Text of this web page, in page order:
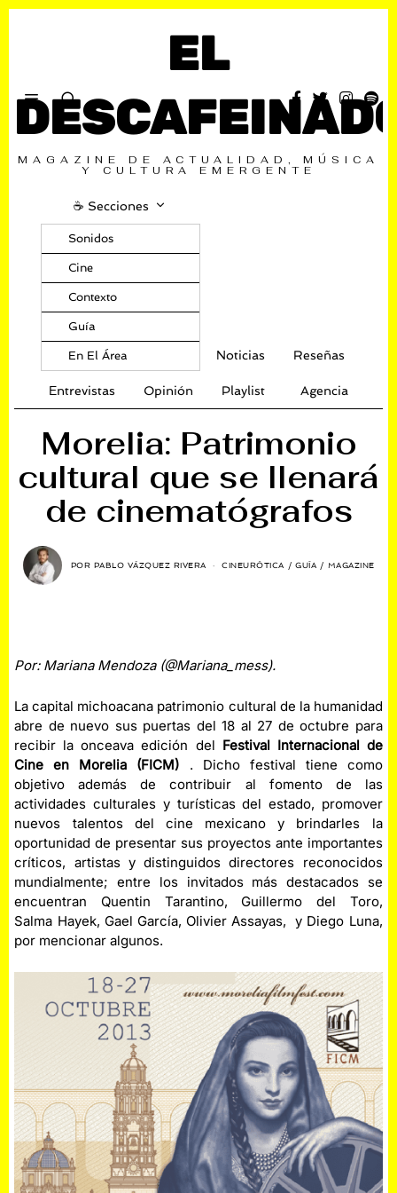
EL
MAGAZINE DE ACTUALIDAD, MÚSICA
Y CULTURA EMERGENTE
☕️ Secciones
Sonidos
Cine
Contexto
Guía
En El Área Noticias Reseñas
Entrevistas Opinión Playlist Agencia
Morelia: Patrimonio
cultural que se llenará
de cinematógrafos
POR PABLO VÁZQUEZ RIVERA CINEURÓTICA / GUÍA / MAGAZINE
Por: Mariana Mendoza (@Mariana_mess).
La capital michoacana patrimonio cultural de la humanidad
abre de nuevo sus puertas del 18 al 27 de octubre para
recibir la onceava edición del Festival Internacional de
Cine en Morelia (FICM) . Dicho festival tiene como
objetivo además de contribuir al fomento de las
actividades culturales y turísticas del estado, promover
nuevos talentos del cine mexicano y brindarles la
oportunidad de presentar sus proyectos ante importantes
críticos, artistas y distinguidos directores reconocidos
mundialmente; entre los invitados más destacados se
encuentran Quentin Tarantino, Guillermo del Toro,
Salma Hayek, Gael García, Olivier Assayas, y Diego Luna,
por mencionar algunos.